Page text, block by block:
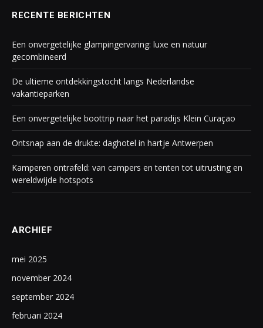
RECENTE BERICHTEN
Een onvergetelijke glampingervaring: luxe en natuur
gecombineerd
De ultieme ontdekkingstocht langs Nederlandse
vakantieparken
Een onvergetelijke boottrip naar het paradijs Klein Curaçao
Ontsnap aan de drukte: daghotel in hartje Antwerpen
Kamperen ontrafeld: van campers en tenten tot uitrusting en
wereldwijde hotspots
ARCHIEF
mei 2025
november 2024
september 2024
februari 2024